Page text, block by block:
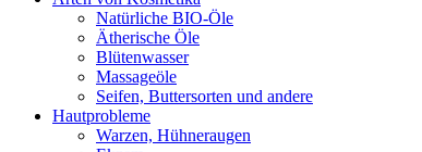
Natürliche BIO-Öle
Ätherische Öle
Blütenwasser
Massageöle
Seifen, Buttersorten und andere
Hautprobleme
Warzen, Hühneraugen